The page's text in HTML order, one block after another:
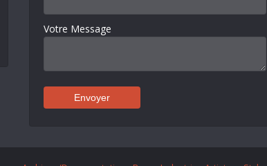
Votre Message